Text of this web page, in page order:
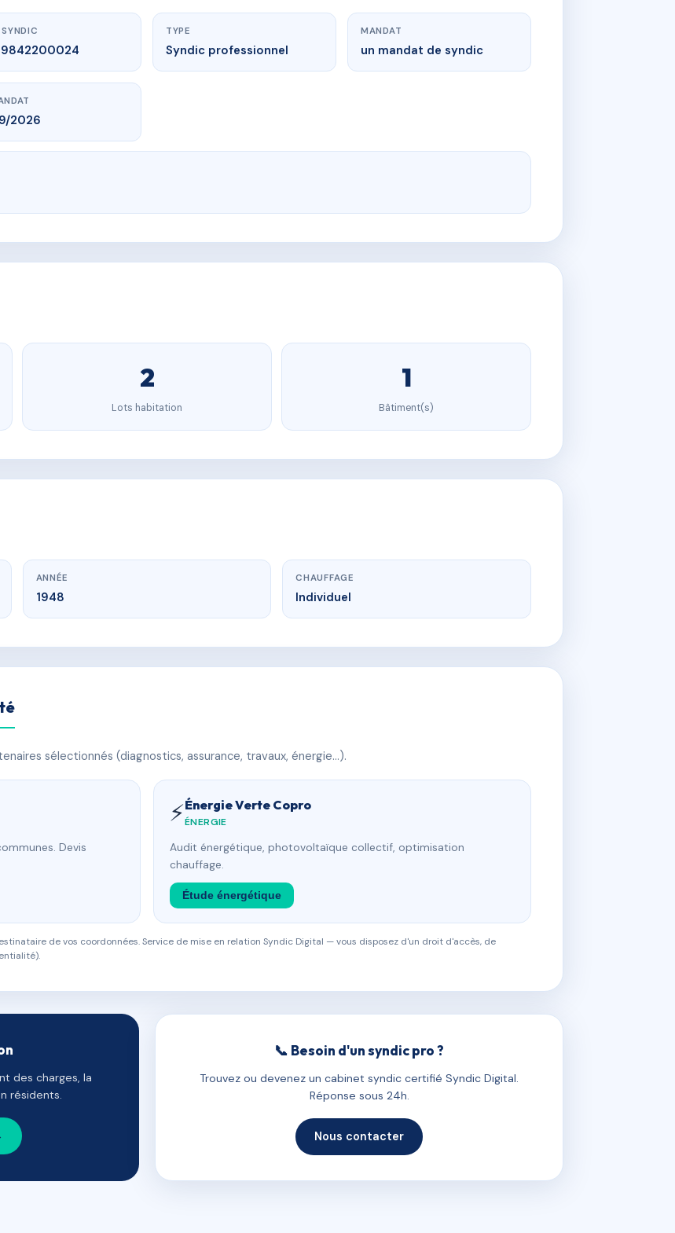
TYPE
Syndic professionnel
MANDAT
un mandat de syndic
2026
2
Lots habitation
1
Bâtiment(s)
ANNÉE
1948
CHAUFFAGE
Individuel
sélectionnés (diagnostics, assurance, travaux, énergie…).
Devis
⚡Énergie Verte Copro
ÉNERGIE
Audit énergétique, photovoltaïque collectif, optimisation
chauffage.
Étude énergétique
de vos coordonnées. Service de mise en relation Syndic Digital — vous disposez d'un droit d'accès, de
des charges, la
résidents.
📞 Besoin d'un syndic pro ?
Trouvez ou devenez un cabinet syndic certifié Syndic Digital.
Réponse sous 24h.
Nous contacter